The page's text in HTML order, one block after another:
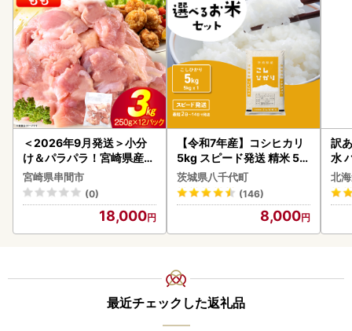
＜2026年9月発送＞小分
け＆パラパラ！宮崎県産鶏
ももカット合計3kg_K043
-009-2609
宮崎県串間市
(0)
18,000
【令和7年産】コシヒカリ
5kg スピード発送 精米 5k
g x 1袋 白米 茨城県 八千代
町
茨城県八千代町
(146)
8,000
訳
水
ク
付
海
取
北
最近チェックした返礼品